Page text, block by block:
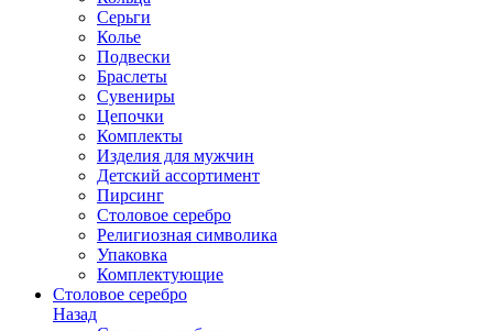
Серьги
Колье
Подвески
Браслеты
Сувениры
Цепочки
Комплекты
Изделия для мужчин
Детский ассортимент
Пирсинг
Столовое серебро
Религиозная символика
Упаковка
Комплектующие
Столовое серебро
Назад